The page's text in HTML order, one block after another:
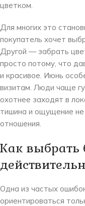
цветком.
Для многих это
покупатель хочет
Другой — забрать
просто потому, что
и красивое. Июнь
визитам. Люди чаще
охотнее заходят в
тишина и ощущение не
отношения.
Как выбрать
Одна из частых
ориентироваться